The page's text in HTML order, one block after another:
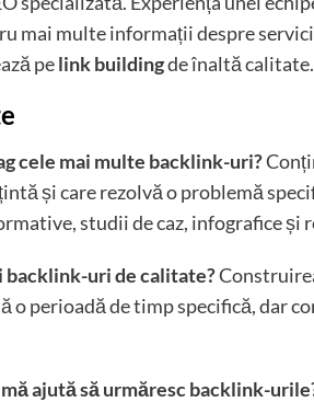
mai multe informații despre
pelink buildingde înaltă calitate.
cele mai multe backlink-uri?
și care rezolvă o problemă
studii de caz, infografice și
backlink-uri de calitate?
o perioadă de timp specifică, dar
ajută să urmăresc backlink-